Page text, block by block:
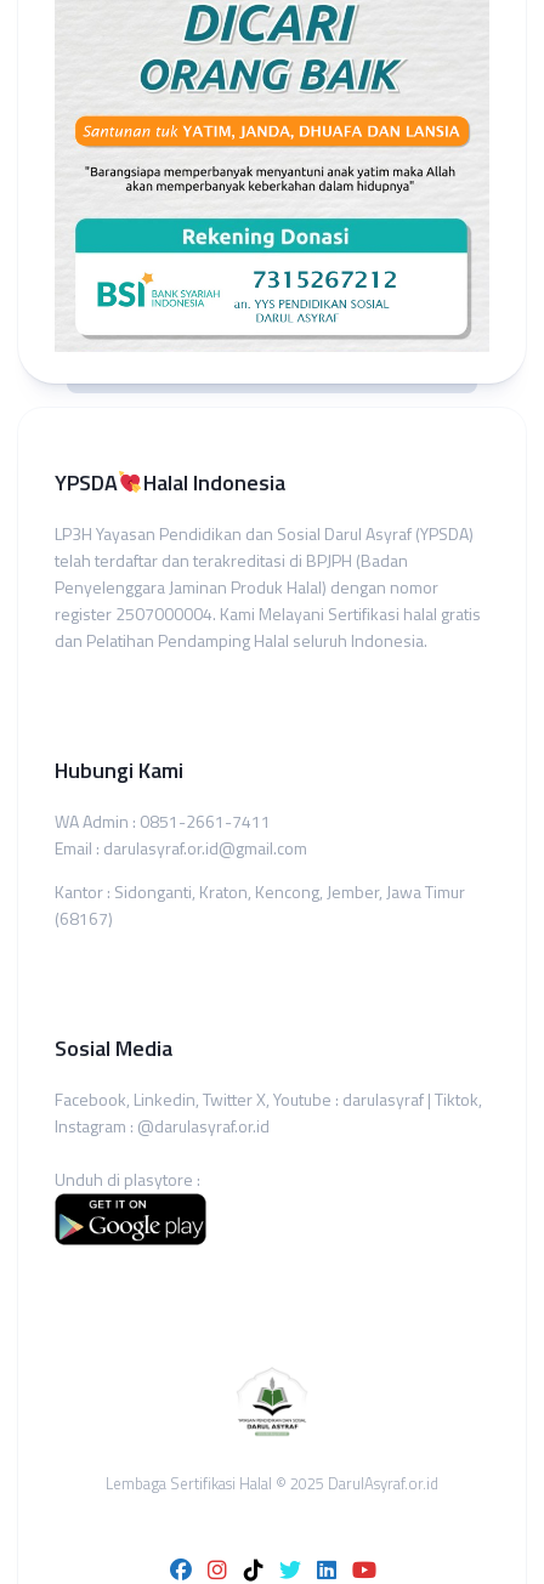
YPSDA Halal Indonesia
LP3H Yayasan Pendidikan dan Sosial Darul Asyraf (YPSDA)
telah terdaftar dan terakreditasi di BPJPH (Badan
Penyelenggara Jaminan Produk Halal) dengan nomor
register 2507000004. Kami Melayani Sertifikasi halal gratis
dan Pelatihan Pendamping Halal seluruh Indonesia.
Hubungi Kami
WA Admin : 0851-2661-7411
Email : darulasyraf.or.id@gmail.com
Kantor : Sidonganti, Kraton, Kencong, Jember, Jawa Timur
(68167)
Sosial Media
Facebook, Linkedin, Twitter X, Youtube : darulasyraf | Tiktok,
Instagram : @darulasyraf.or.id
Unduh di plasytore :
Lembaga Sertifikasi Halal © 2025 DarulAsyraf.or.id